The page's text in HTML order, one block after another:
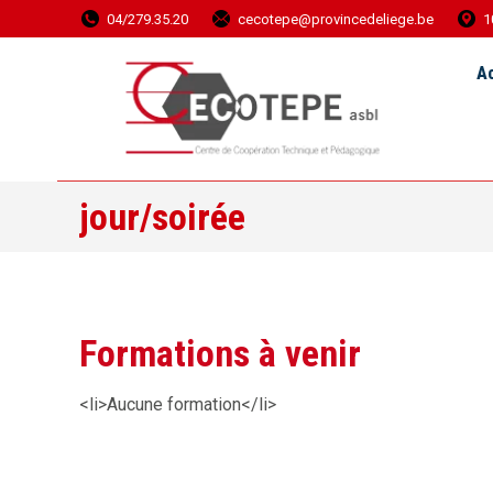
04/279.35.20 cecotepe@provincedeliege.be
jour/soirée
Formations à venir
<li>Aucune formation</li>